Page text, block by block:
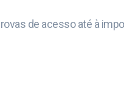
de acesso até à